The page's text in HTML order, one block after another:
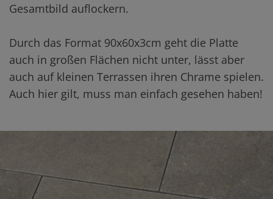
Gesamtbild auflockern.
Durch das Format 90x60x3cm geht die Platte
auch in großen Flächen nicht unter, lässt aber
auch auf kleinen Terrassen ihren Chrame spielen.
Auch hier gilt, muss man einfach gesehen haben!